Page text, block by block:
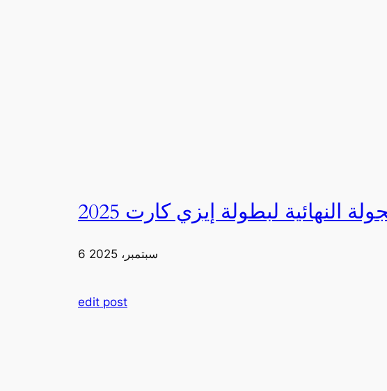
6 سبتمبر، 2025
edit post